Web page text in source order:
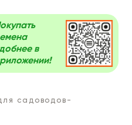
в
садоводов-